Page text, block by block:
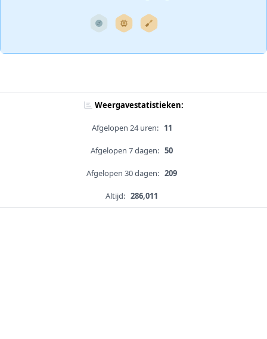
Weergavestatistieken:
Afgelopen 24 uren: 11
Afgelopen 7 dagen: 50
Afgelopen 30 dagen: 209
Altijd: 286,011